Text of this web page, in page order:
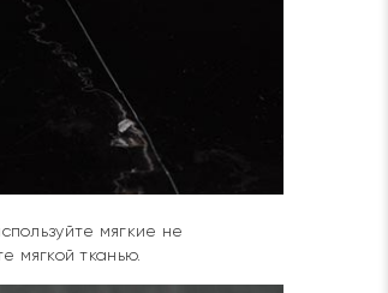
мягкие не
мягкой тканью.